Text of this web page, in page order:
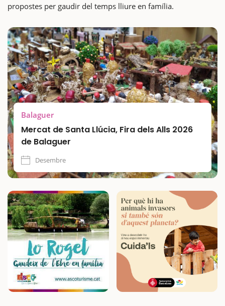
propostes per gaudir del temps lliure en família.
Balaguer
Mercat de Santa Llúcia, Fira dels Alls 2026
de Balaguer
Desembre